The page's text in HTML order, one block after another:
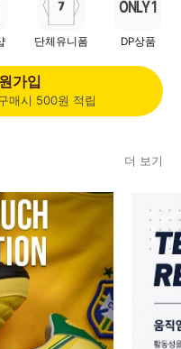
단체유니폼
ONLY 1
DP상품
가입
매시 500원 적립
더 보기